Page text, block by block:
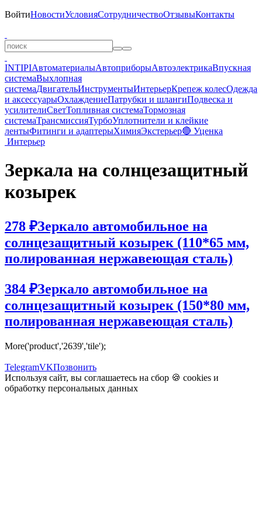
ВойтиНовостиУсловияСотрудничествоОтзывыКонтакты
INTIPIАвтоматериалыАвтоприборыАвтоэлектрикаВпускная
системаВыхлопная
системаДвигательИнструментыИнтерьерКрепеж колесОдежда
и аксессуарыОхлаждениеПатрубки и шлангиПодвеска и
усилителиСветТопливная системаТормозная
системаТрансмиссияТурбоУплотнители и клейкие
лентыФитинги и адаптерыХимияЭкстерьер🔴 Уценка
Интерьер
Зеркала на солнцезащитный
козырек
278 ₽Зеркало автомобильное на
солнцезащитный козырек (110*65 мм,
полированная нержавеющая сталь)
384 ₽Зеркало автомобильное на
солнцезащитный козырек (150*80 мм,
полированная нержавеющая сталь)
More('product','2639','tile');
TelegramVKПозвонить
Используя сайт, вы соглашаетесь на сбор 🍪 cookies и
обработку персональных данных